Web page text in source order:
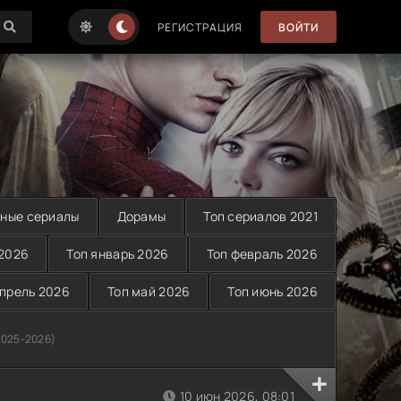
РЕГИСТРАЦИЯ ВОЙТИ
сериалы Дорамы Топ сериалов 2021
Топ январь 2026 Топ февраль 2026
2026 Топ май 2026 Топ июнь 2026
2026)
10 июн 2026, 08:01